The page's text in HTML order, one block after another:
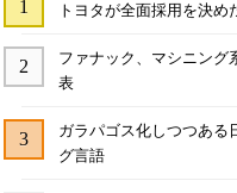
トヨタが全面採用を決
ファナック、マシニン
表
ガラパゴス化しつつある
グ言語